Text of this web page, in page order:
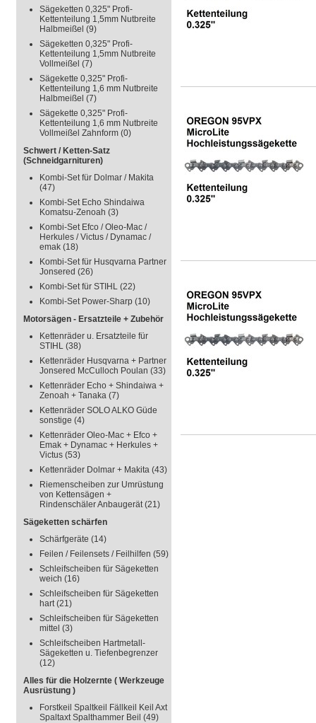
Sägeketten 0,325" Profi-
Kettenteilung 1,5mm Nutbreite
Halbmeißel (9)
Sägeketten 0,325" Profi-
Kettenteilung 1,5mm Nutbreite
Vollmeißel (7)
Sägekette 0,325" Profi-
Kettenteilung 1,6 mm Nutbreite
Halbmeißel (7)
Sägekette 0,325" Profi-
Kettenteilung 1,6 mm Nutbreite
Vollmeißel Zahnform (0)
Schwert / Ketten-Satz
(Schneidgarnituren)
Kombi-Set für Dolmar / Makita
(47)
Kombi-Set Echo Shindaiwa
Komatsu-Zenoah (3)
Kombi-Set Efco / Oleo-Mac /
Herkules / Victus / Dynamac /
emak (18)
Kombi-Set für Husqvarna Partner
Jonsered (26)
Kombi-Set für STIHL (22)
Kombi-Set Power-Sharp (10)
Motorsägen - Ersatzteile + Zubehör
Kettenräder u. Ersatzteile für
STIHL (38)
Kettenräder Husqvarna + Partner
Jonsered McCulloch Poulan (33)
Kettenräder Echo + Shindaiwa +
Zenoah + Tanaka (7)
Kettenräder SOLO ALKO Güde
sonstige (4)
Kettenräder Oleo-Mac + Efco +
Emak + Dynamac + Herkules +
Victus (53)
Kettenräder Dolmar + Makita (43)
Riemenscheiben zur Umrüstung
von Kettensägen +
Rindenschäler Anbaugerät(21)
Sägeketten schärfen
Schärfgeräte (14)
Feilen / Feilensets / Feilhilfen (59)
Schleifscheiben für Sägeketten
weich (16)
Schleifscheiben für Sägeketten
hart(21)
Schleifscheiben für Sägeketten
mittel (3)
Schleifscheiben Hartmetall-
Sägeketten u. Tiefenbegrenzer
(12)
Alles für die Holzernte ( Werkzeuge
Ausrüstung )
Forstkeil Spaltkeil Fällkeil Keil Axt
Spaltaxt Spalthammer Beil (49)